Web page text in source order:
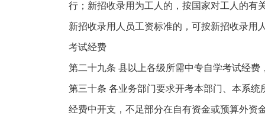
行；新招收录用为工人的，按国家对工人的有
新招收录用人员工资标准的，可按新招收录用
考试经费
第二十九条 县以上各级所需中专自学考试经
第三十条 各业务部门要求开考本部门、本系
经费中开支，不足部分在自有资金或预算外资